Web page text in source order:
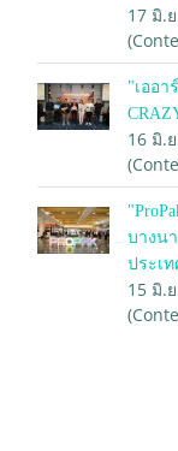
17 มิ.
"เออา
16 มิ.
บางน
ประเ
15 มิ.